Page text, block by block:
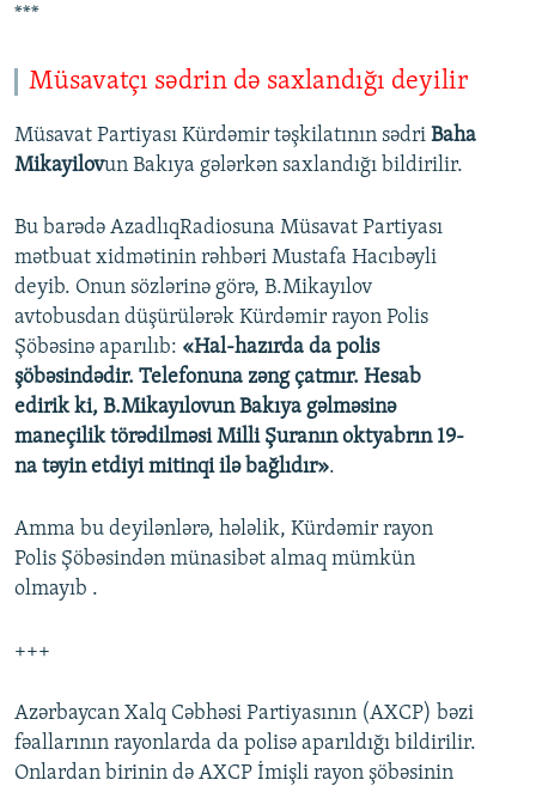
***
Müsavatçı sədrin də saxlandığı deyilir
Müsavat Partiyası Kürdəmir təşkilatının sədri Baha
Mikayilovun Bakıya gələrkən saxlandığı bildirilir.
Bu barədə AzadlıqRadiosuna Müsavat Partiyası
mətbuat xidmətinin rəhbəri Mustafa Hacıbəyli
deyib. Onun sözlərinə görə, B.Mikayılov
avtobusdan düşürülərək Kürdəmir rayon Polis
Şöbəsinə aparılıb: «Hal-hazırda da polis
şöbəsindədir. Telefonuna zəng çatmır. Hesab
edirik ki, B.Mikayılovun Bakıya gəlməsinə
maneçilik törədilməsi Milli Şuranın oktyabrın 19-
na təyin etdiyi mitinqi ilə bağlıdır».
Amma bu deyilənlərə, hələlik, Kürdəmir rayon
Polis Şöbəsindən münasibət almaq mümkün
olmayıb .
+++
Azərbaycan Xalq Cəbhəsi Partiyasının (AXCP) bəzi
fəallarının rayonlarda da polisə aparıldığı bildirilir.
Onlardan birinin də AXCP İmişli rayon şöbəsinin